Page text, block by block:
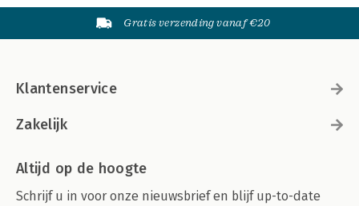
Gratis verzending vanaf €20
Klantenservice
Zakelijk
Altijd op de hoogte
Schrijf u in voor onze nieuwsbrief en blijf up-to-date